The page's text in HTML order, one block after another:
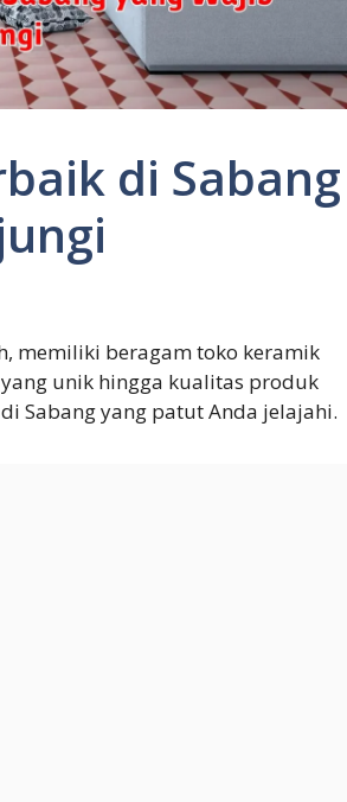
di Sabang
memiliki beragam toko keramik
unik hingga kualitas produk
Sabang yang patut Anda jelajahi.